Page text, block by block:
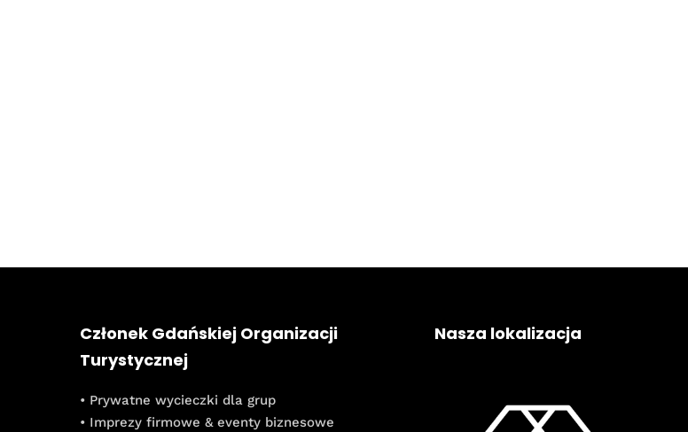
Członek Gdańskiej Organizacji
Turystycznej
• Prywatne wycieczki dla grup
• Imprezy firmowe & eventy biznesowe
Nasza lokalizacja